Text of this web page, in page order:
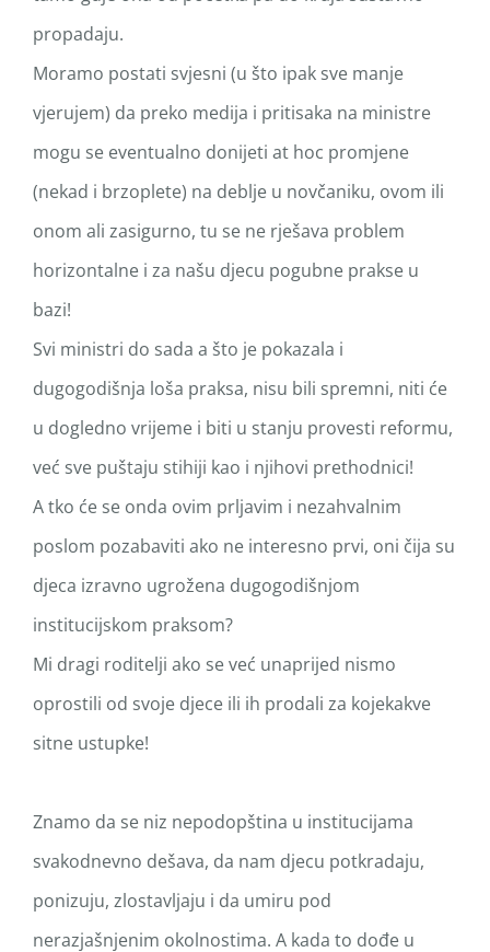
propadaju.
Moramo postati svjesni (u što ipak sve manje
vjerujem) da preko medija i pritisaka na ministre
mogu se eventualno donijeti at hoc promjene
(nekad i brzoplete) na deblje u novčaniku, ovom ili
onom ali zasigurno, tu se ne rješava problem
horizontalne i za našu djecu pogubne prakse u
bazi!
Svi ministri do sada a što je pokazala i
dugogodišnja loša praksa, nisu bili spremni, niti će
u dogledno vrijeme i biti u stanju provesti reformu,
već sve puštaju stihiji kao i njihovi prethodnici!
A tko će se onda ovim prljavim i nezahvalnim
poslom pozabaviti ako ne interesno prvi, oni čija su
djeca izravno ugrožena dugogodišnjom
institucijskom praksom?
Mi dragi roditelji ako se već unaprijed nismo
oprostili od svoje djece ili ih prodali za kojekakve
sitne ustupke!
Znamo da se niz nepodopština u institucijama
svakodnevno dešava, da nam djecu potkradaju,
ponizuju, zlostavljaju i da umiru pod
nerazjašnjenim okolnostima. A kada to dođe u